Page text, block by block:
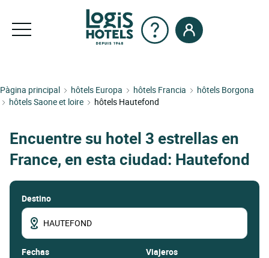
Pàgina principal hôtels Europa hôtels Francia
hôtels Borgona
hôtels Saone et loire
hôtels Hautefond
Encuentre su hotel 3 estrellas en
France, en esta ciudad: Hautefond
Destino
fechas Viajeros